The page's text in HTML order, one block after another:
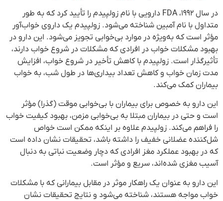
در سال ۱۹۹۲، FDA دارویی با نام زولپیدم را تأیید کرد که به طور
متداول با نام آمبین شناخته می‌شود. زولپیدم یک داروی خواب‌آور
مؤثر است که به‌ویژه در موارد بی‌خوابی تجویز می‌شود. این دارو در
بهبود مشکلات خواب در افرادی که مشکلات در شروع خواب دارند،
تأثیرگذار است. زولپیدم با کاهش تأخیر در شروع خواب، افزایش
مدت زمان خواب و کاهش تعداد بیداری‌ها در طول شب، به خواب
بیماران کمک می‌کند.
این دارو به خصوص برای بیماران با بی‌خوابی موقت (گذرا) مؤثر
است و حتی در بیماران مبتلا به بی‌خوابی مزمن، بهبود کیفیت خواب
را فراهم می‌کند. زولپیدم علاوه بر اینکه ممکن است خواص
شل‌کننده عضلانی خفیف را داشته باشد، تحقیقات نشان داده است
که در بهبود عملکرد مغز افرادی که دچار وضعیت نباتی به دنبال
آسیب مغزی شده‌اند، سریع و مؤثر است.
این دارو به عنوان یک راهکار موثر در مقابل بیمارانی که با مشکلات
خواب مواجه هستند، شناخته می‌شود و نتایج تحقیقات نشان